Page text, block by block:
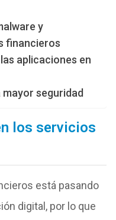
y
financieros
aplicaciones en
seguridad
los servicios
está pasando
digital, por lo que